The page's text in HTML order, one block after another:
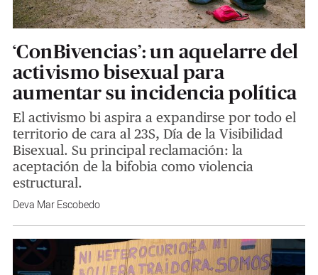
‘ConBivencias’: un aquelarre del
activismo bisexual para
aumentar su incidencia política
El activismo bi aspira a expandirse por todo el
territorio de cara al 23S, Día de la Visibilidad
Bisexual. Su principal reclamación: la
aceptación de la bifobia como violencia
estructural.
Deva Mar Escobedo